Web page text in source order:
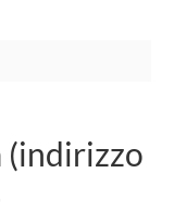
(indirizzo